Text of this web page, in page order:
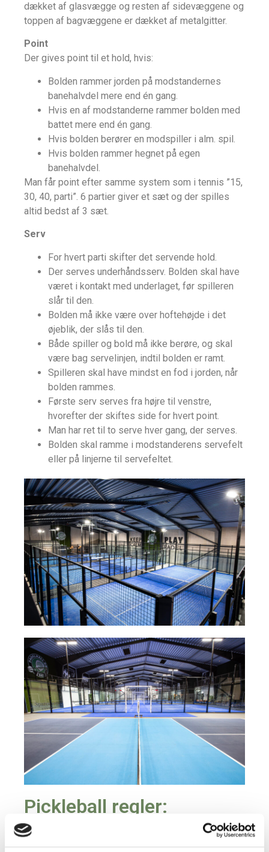
dækket af glasvægge og resten af sidevæggene og
toppen af bagvæggene er dækket af metalgitter.
Point
Der gives point til et hold, hvis:
Bolden rammer jorden på modstandernes
banehalvdel mere end én gang.
Hvis en af modstanderne rammer bolden med
battet mere end én gang.
Hvis bolden berører en modspiller i alm. spil.
Hvis bolden rammer hegnet på egen
banehalvdel.
Man får point efter samme system som i tennis ”15,
30, 40, parti”. 6 partier giver et sæt og der spilles
altid bedst af 3 sæt.
Serv
For hvert parti skifter det servende hold.
Der serves underhåndsserv. Bolden skal have
været i kontakt med underlaget, før spilleren
slår til den.
Bolden må ikke være over hoftehøjde i det
øjeblik, der slås til den.
Både spiller og bold må ikke berøre, og skal
være bag servelinjen, indtil bolden er ramt.
Spilleren skal have mindst en fod i jorden, når
bolden rammes.
Første serv serves fra højre til venstre,
hvorefter der skiftes side for hvert point.
Man har ret til to serve hver gang, der serves.
Bolden skal ramme i modstanderens servefelt
eller på linjerne til servefeltet.
Pickleball regler:
Pickleball kan spilles som double eller single. Der